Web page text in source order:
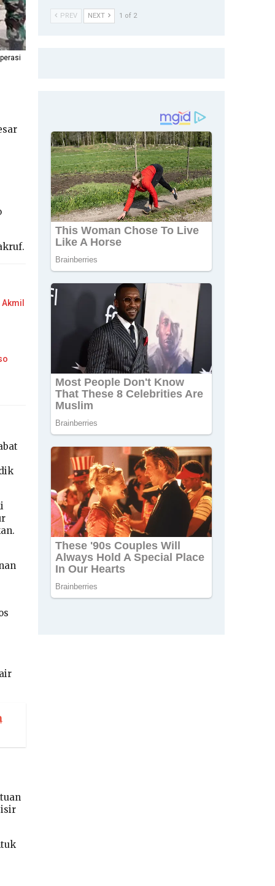
PREV NEXT 1 of 2